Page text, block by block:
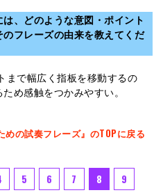
、どのような意図・ポイント
フレーズの由来を教えてくだ
まで幅広く指板を移動するの
め感触をつかみやすい。
の試奏フレーズ』のTOPに戻る
5 6 7 8 9